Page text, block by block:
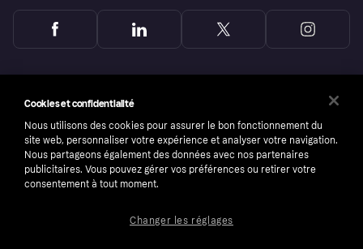
Cookies et confidentialité
Nous utilisons des cookies pour assurer le bon fonctionnement du
site web, personnaliser votre expérience et analyser votre navigation.
Nous partageons également des données avec nos partenaires
publicitaires. Vous pouvez gérer vos préférences ou retirer votre
consentement à tout moment.
Changer les réglages